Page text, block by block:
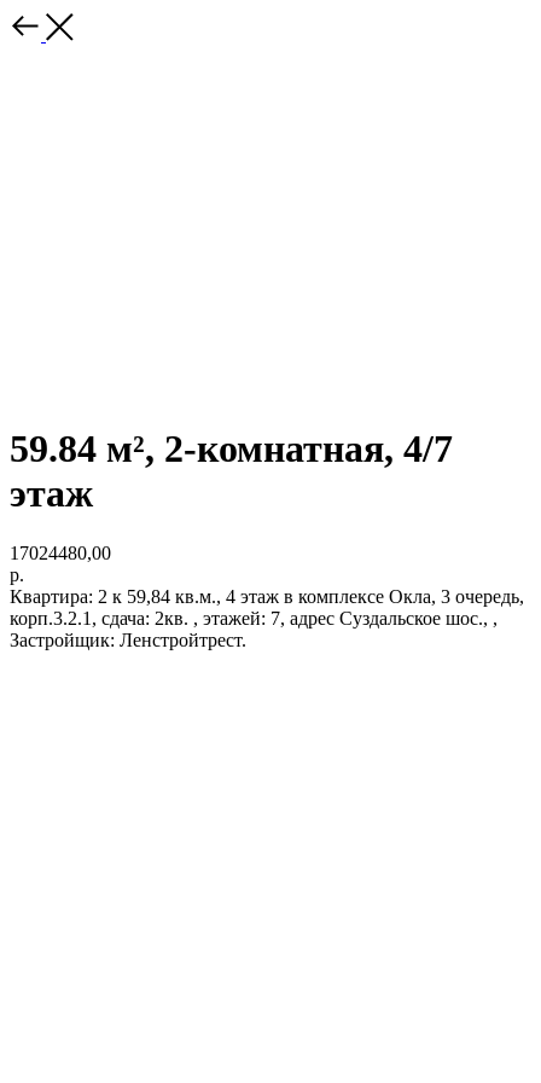
59.84 м², 2-комнатная, 4/7
этаж
17024480,00
р.
Квартира: 2 к 59,84 кв.м., 4 этаж в комплексе Окла, 3 очередь,
корп.3.2.1, сдача: 2кв. , этажей: 7, адрес Суздальское шос., ,
Застройщик: Ленстройтрест.